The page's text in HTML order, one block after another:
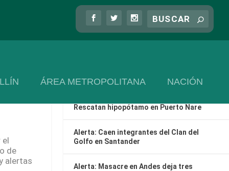
ÁREA METROPOLITANA NACIÓN
el
de
alertas
Las más recientes
Cinco turistas fueron rescatados en
el Premio Nacional de Alta Gerencia
Rescatan hipopótamo en Puerto Nare
Alerta: Caen integrantes del Clan del
Golfo en Santander
Alerta: Masacre en Andes deja tres